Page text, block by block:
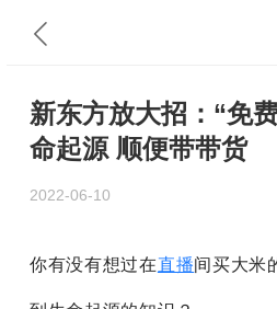
新东方放大招：“免
命起源 顺便带带货
2022-06-10
你有没有想过在直播间买大米